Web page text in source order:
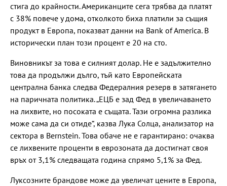
стига до крайности. Американците сега трябва да платят
с 38% повече у дома, отколкото биха платили за същия
продукт в Европа, показват данни на Bank of America. В
исторически план този процент е 20 на сто.
Виновникът за това е силният долар. Не е задължително
това да продължи дълго, тъй като Европейската
централна банка следва Федералния резерв в затягането
на паричната политика. „ЕЦБ е зад Фед в увеличаването
на лихвите, но посоката е същата. Тази огромна разлика
може сама да си отиде“, казва Лука Солца, анализатор на
сектора в Bernstein. Това обаче не е гарантирано: очаква
се лихвените проценти в еврозоната да достигнат своя
връх от 3,1% следващата година спрямо 5,1% за Фед.
Луксозните брандове може да увеличат цените в Европа,